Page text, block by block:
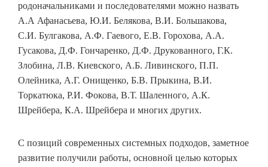
родоначальниками и последователями можно назвать
А.А Афанасьева, Ю.И. Белякова, В.И. Большакова,
С.И. Булгакова, А.Ф. Гаевого, Е.В. Горохова, А.А.
Гусакова, Д.Ф. Гончаренко, Д.Ф. Друкованного, Г.К.
Злобина, Л.В. Киевского, А.Б. Ливинского, П.П.
Олейника, А.Г. Онищенко, Б.В. Прыкина, В.И.
Торкатюка, Р.И. Фокова, В.Т. Шаленного, А.К.
Шрейбера, К.А. Шрейбера и многих других.
С позиций современных системных подходов, заметное
развитие получили работы, основной целью которых